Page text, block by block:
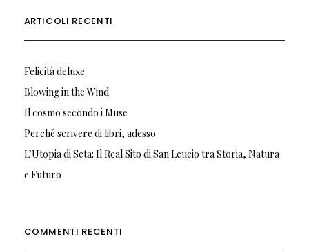
ARTICOLI RECENTI
Felicità deluxe
Blowing in the Wind
Il cosmo secondo i Muse
Perché scrivere di libri, adesso
L’Utopia di Seta: Il Real Sito di San Leucio tra Storia, Natura
e Futuro
COMMENTI RECENTI